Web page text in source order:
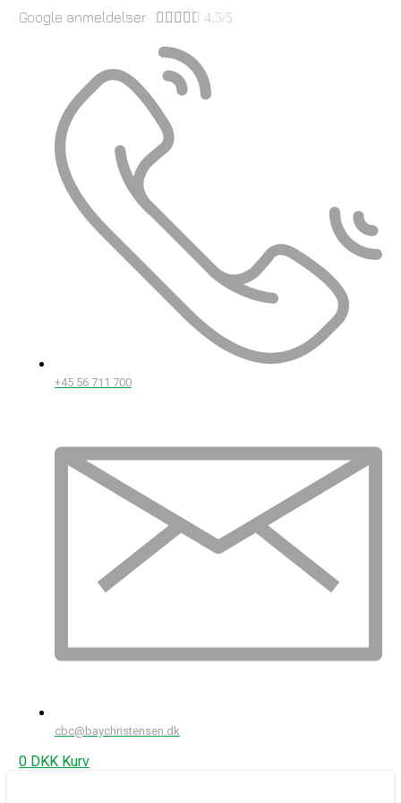
Google anmeldelser      4.5/5
+45 56 711 700
cbc@baychristensen.dk
0 DKK Kurv